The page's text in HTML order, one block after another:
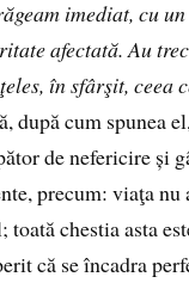
imediat, cu un
afectată. Au
în sfârşit, ceea
după cum spunea
de nefericire și
precum: viaţa nu
chestia asta
că se încadra